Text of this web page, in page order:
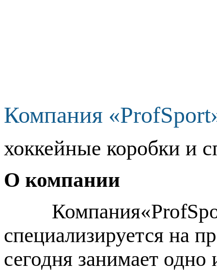
Компания
хоккейные коробки и
О компании
специализируется на
сегодня занимает